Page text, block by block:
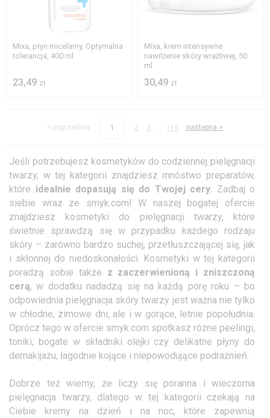
Mixa, płyn micelarny, Optymalna
tolerancja, 400 ml
23,49 zł
Mixa, krem intensywne
nawilżenie skóry wrażliwej, 50
ml
30,49 zł
< poprzednia 1 2 3 ... 116 następna >
Jeśli potrzebujesz kosmetyków do codziennej pielęgnacji
twarzy, w tej kategorii znajdziesz mnóstwo preparatów,
które idealnie dopasują się do Twojej cery. Zadbaj o
siebie wraz ze smyk.com! W naszej bogatej ofercie
znajdziesz kosmetyki do pielęgnacji twarzy, które
świetnie sprawdzą się w przypadku każdego rodzaju
skóry – zarówno bardzo suchej, przetłuszczającej się, jak
i skłonnej do niedoskonałości. Kosmetyki w tej kategorii
poradzą sobie także z zaczerwienioną i zniszczoną
cerą, w dodatku nadadzą się na każdą porę roku – bo
odpowiednia pielęgnacja skóry twarzy jest ważna nie tylko
w chłodne, zimowe dni, ale i w gorące, letnie popołudnia.
Oprócz tego w ofercie smyk.com spotkasz różne peelingi,
toniki, bogate w składniki olejki czy delikatne płyny do
demakijażu, łagodnie kojące i niepowodujące podrażnień.
Dobrze też wiemy, że liczy się poranna i wieczorna
pielęgnacja twarzy, dlatego w tej kategorii czekają na
Ciebie kremy na dzień i na noc, które zapewnią